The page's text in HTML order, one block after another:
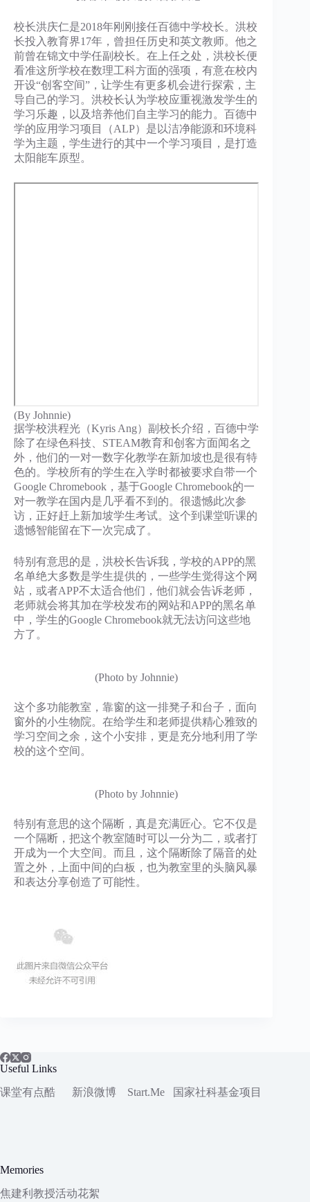
校长洪庆仁是2018年刚刚接任百德中学校长。洪校
长投入教育界17年，曾担任历史和英文教师。他之
前曾在锦文中学任副校长。在上任之处，洪校长便
看准这所学校在数理工科方面的强项，有意在校内
开设“创客空间”，让学生有更多机会进行探索，主
导自己的学习。洪校长认为学校应重视激发学生的
学习乐趣，以及培养他们自主学习的能力。百德中
学的应用学习项目（ALP）是以洁净能源和环境科
学为主题，学生进行的其中一个学习项目，是打造
太阳能车原型。
(By Johnnie)
据学校洪程光（Kyris Ang）副校长介绍，百德中学
除了在绿色科技、STEAM教育和创客方面闻名之
外，他们的一对一数字化教学在新加坡也是很有特
色的。学校所有的学生在入学时都被要求自带一个
Google Chromebook，基于Google Chromebook的一
对一教学在国内是几乎看不到的。很遗憾此次参
访，正好赶上新加坡学生考试。这个到课堂听课的
遗憾智能留在下一次完成了。
特别有意思的是，洪校长告诉我，学校的APP的黑
名单绝大多数是学生提供的，一些学生觉得这个网
站，或者APP不太适合他们，他们就会告诉老师，
老师就会将其加在学校发布的网站和APP的黑名单
中，学生的Google Chromebook就无法访问这些地
方了。
(Photo by Johnnie)
这个多功能教室，靠窗的这一排凳子和台子，面向
窗外的小生物院。在给学生和老师提供精心雅致的
学习空间之余，这个小安排，更是充分地利用了学
校的这个空间。
(Photo by Johnnie)
特别有意思的这个隔断，真是充满匠心。它不仅是
一个隔断，把这个教室随时可以一分为二，或者打
开成为一个大空间。而且，这个隔断除了隔音的处
置之外，上面中间的白板，也为教室里的头脑风暴
和表达分享创造了可能性。
Useful Links
课堂有点酷
新浪微博 Start.Me 国家社科基金项目
Memories
焦建利教授活动花絮